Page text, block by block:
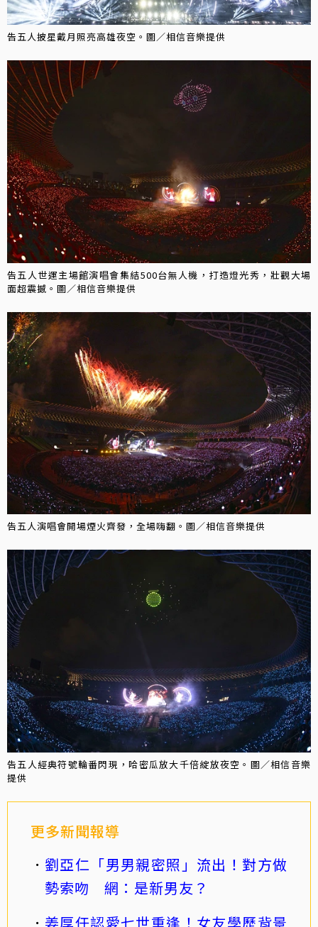
告五人披星戴月照亮高雄夜空。圖／相信音樂提供
告五人世運主場館演唱會集結500台無人機，打造燈光秀，壯觀大場
面超震撼。圖／相信音樂提供
告五人演唱會開場煙火齊發，全場嗨翻。圖／相信音樂提供
告五人經典符號輪番閃現，哈密瓜放大千倍綻放夜空。圖／相信音樂
提供
更多新聞報導
劉亞仁「男男親密照」流出！對方做
勢索吻 網：是新男友？
姜厚任認愛七世重逢！女友學歷背景